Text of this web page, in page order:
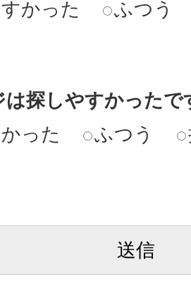
かった
ふつう
は探しやすかったで
った
ふつう